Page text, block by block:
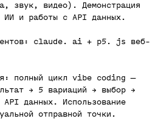
звук, видео). Демонстрация
ИИ и работы с API данных.
claude. ai + p5. js веб-
полный цикл vibe coding —
→ 5 вариаций → выбор →
данных. Использование
отправной точки.